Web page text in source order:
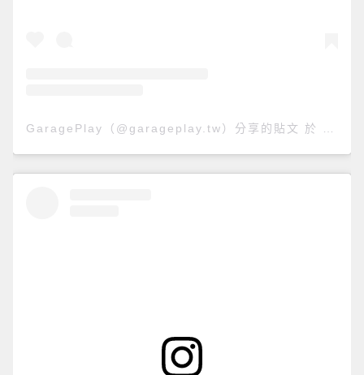
GaragePlay（@garageplay.tw）分享的貼文 於